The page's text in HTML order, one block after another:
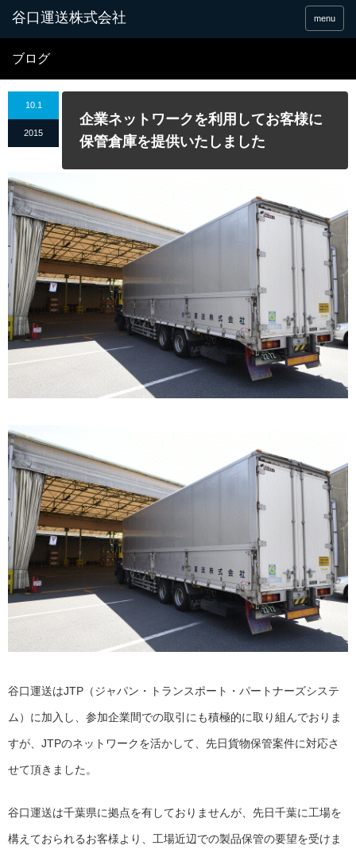
谷口運送株式会社 menu
ブログ
10.1
2015
企業ネットワークを利用してお客様に
保管倉庫を提供いたしました
谷口運送はJTP（ジャパン・トランスポート・パートナーズシステ
ム）に加入し、参加企業間での取引にも積極的に取り組んでおりま
すが、JTPのネットワークを活かして、先日貨物保管案件に対応さ
せて頂きました。
谷口運送は千葉県に拠点を有しておりませんが、先日千葉に工場を
構えておられるお客様より、工場近辺での製品保管の要望を受けま